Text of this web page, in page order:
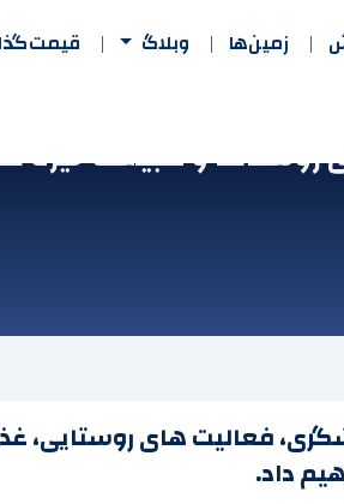
زمین‌ها وبلاگ
روستاها و طبیعت خیره
فعالیت های روستایی،
داد.